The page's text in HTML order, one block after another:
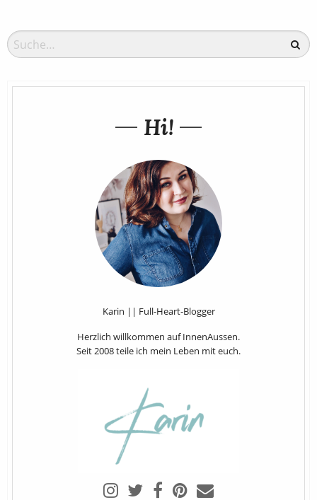
Hi!
Karin || Full-Heart-Blogger
Herzlich willkommen auf InnenAussen.
Seit 2008 teile ich mein Leben mit euch.